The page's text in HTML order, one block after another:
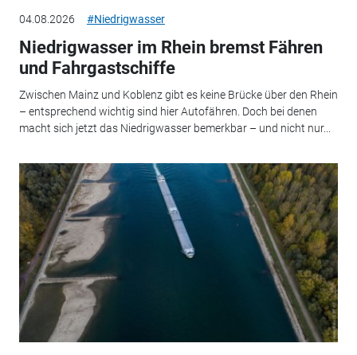
04.08.2026 #Niedrigwasser
Niedrigwasser im Rhein bremst Fähren
und Fahrgastschiffe
Zwischen Mainz und Koblenz gibt es keine Brücke über den Rhein
– entsprechend wichtig sind hier Autofähren. Doch bei denen
macht sich jetzt das Niedrigwasser bemerkbar – und nicht nur...